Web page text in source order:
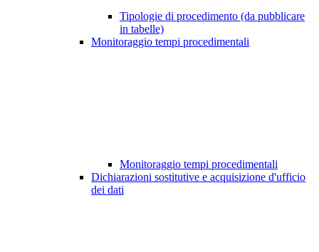
Tipologie di procedimento (da pubblicare
in tabelle)
Monitoraggio tempi procedimentali
Monitoraggio tempi procedimentali
Dichiarazioni sostitutive e acquisizione d'ufficio
dei dati